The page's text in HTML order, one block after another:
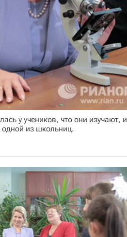
у учеников, что они изучают, и
из школьниц.